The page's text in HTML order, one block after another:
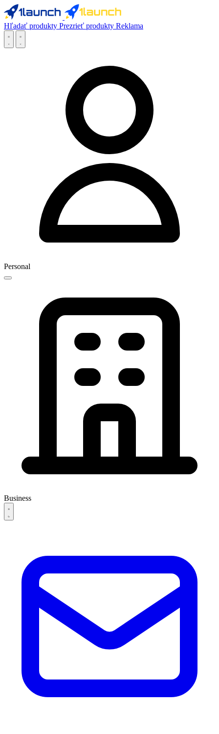
Hľadať produkty Prezrieť produkty Reklama
Personal
Business